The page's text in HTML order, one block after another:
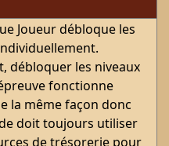
Joueur débloque les
débloquer les niveaux
fonctionne
la même façon donc
doit toujours utiliser
de trésorerie pour